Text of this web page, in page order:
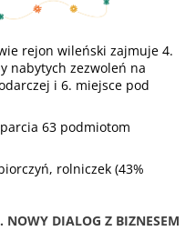
rejon wileński zajmuje 4.
nabytych zezwoleń na
i 6. miejsce pod
63 podmiotom
rolniczek (43%
NOWY DIALOG Z BIZNESEM